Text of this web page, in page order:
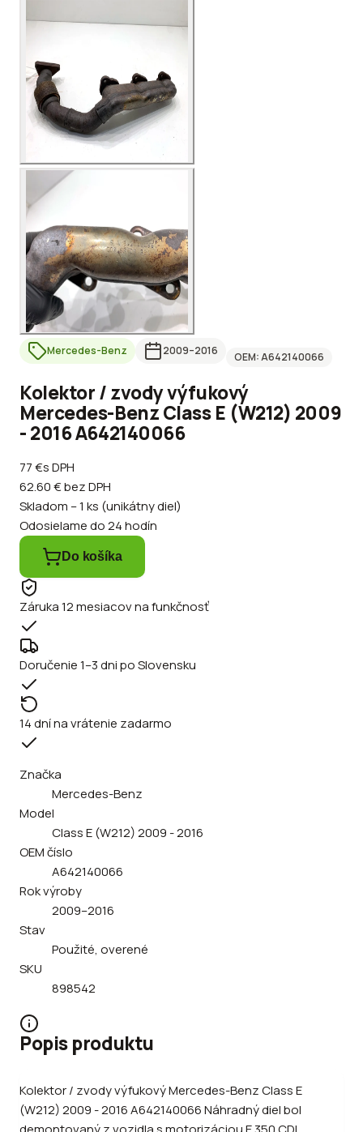
Mercedes-Benz 2009–2016 OEM:A642140066
Kolektor / zvody výfukový
Mercedes-Benz Class E (W212) 2009
- 2016 A642140066
77 €s DPH
62.60 €bez DPH
Skladom – 1 ks (unikátny diel)
Odosielame do 24 hodín
Do košíka
Záruka 12 mesiacov na funkčnosť
Doručenie 1–3 dni po Slovensku
14 dní na vrátenie zadarmo
Značka
Mercedes-Benz
Model
Class E (W212) 2009 - 2016
OEM číslo
A642140066
Rok výroby
2009–2016
Stav
Použité, overené
SKU
898542
Popis produktu
Kolektor / zvody výfukový Mercedes-Benz Class E
(W212) 2009 - 2016 A642140066 Náhradný diel bol